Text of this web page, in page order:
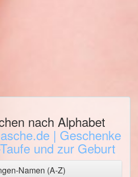
nach Alphabet
Namen (A-Z)